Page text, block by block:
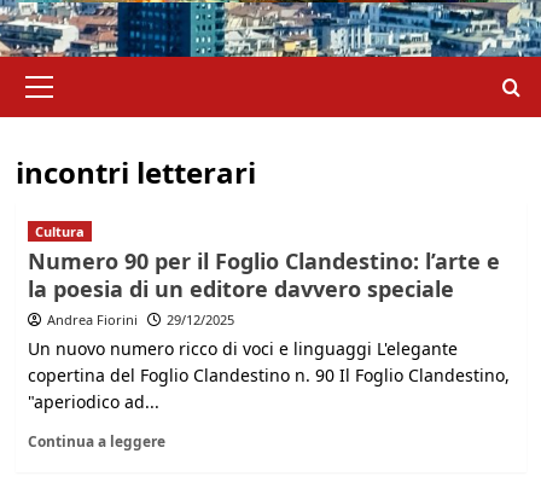
principale
incontri letterari
Cultura
Numero 90 per il Foglio Clandestino: l’arte e
la poesia di un editore davvero speciale
Andrea Fiorini 29/12/2025
Un nuovo numero ricco di voci e linguaggi L'elegante
copertina del Foglio Clandestino n. 90 Il Foglio Clandestino,
"aperiodico ad...
Continua a leggere